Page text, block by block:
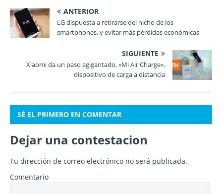
ANTERIOR
LG dispuesta a retirarse del nicho de los
smartphones, y evitar más pérdidas económicas
SIGUIENTE
Xiaomi da un paso agigantado, «Mi Air Charge»,
dispositivo de carga a distancia
SÉ EL PRIMERO EN COMENTAR
Dejar una contestacion
Tu dirección de correo electrónico no será publicada.
Comentario